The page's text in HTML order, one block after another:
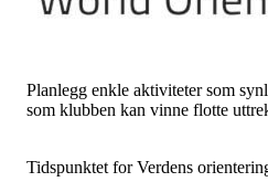
Planlegg enkle aktiviteter som
som klubben kan vinne flotte
Tidspunktet for Verdens